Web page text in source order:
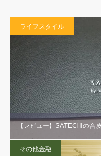
ライフスタイル
【レビュー】SATECHIの合
その他金融